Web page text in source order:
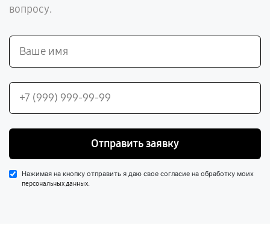
вопросу.
Отправить заявку
Нажимая на кнопку отправить я даю свое согласие на обработку моих
персональных данных.